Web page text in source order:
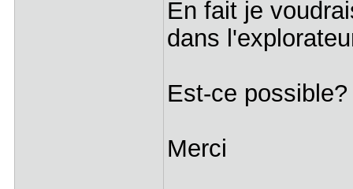
En fait je
dans
Est-ce possible?
Merci